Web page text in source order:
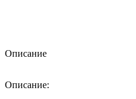
Описание
Описание: